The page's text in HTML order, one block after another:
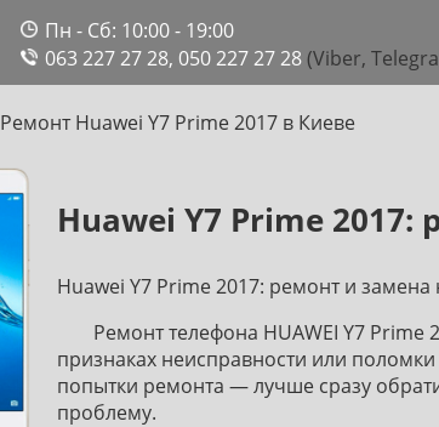
Пн - Сб: 10:00 - 19:00
063 227 27 28, 050 227 27 28(Viber,
Ремонт Huawei Y7 Prime 2017 в Киеве
Huawei Y7 Prime
Huawei Y7 Prime 2017: ремонт и
Ремонт телефона HUAWEI Y7
признаках неисправности или
попытки ремонта — лучше сразу
проблему.